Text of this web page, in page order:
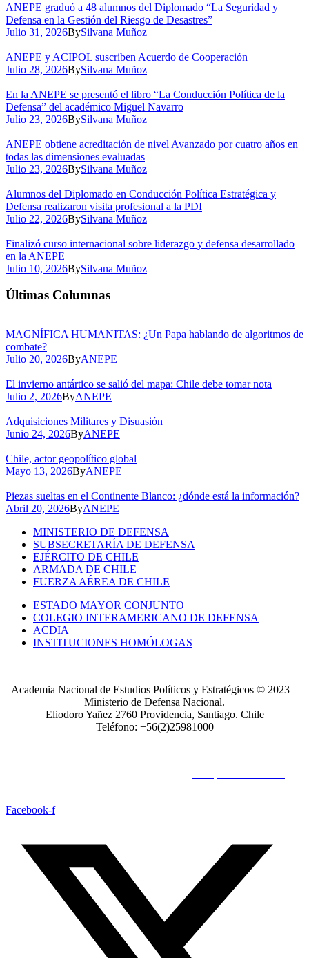
ANEPE graduó a 48 alumnos del Diplomado “La Seguridad y
Defensa en la Gestión del Riesgo de Desastres”
Julio 31, 2026BySilvana Muñoz
ANEPE y ACIPOL suscriben Acuerdo de Cooperación
Julio 28, 2026BySilvana Muñoz
En la ANEPE se presentó el libro “La Conducción Política de la
Defensa” del académico Miguel Navarro
Julio 23, 2026BySilvana Muñoz
ANEPE obtiene acreditación de nivel Avanzado por cuatro años en
todas las dimensiones evaluadas
Julio 23, 2026BySilvana Muñoz
Alumnos del Diplomado en Conducción Política Estratégica y
Defensa realizaron visita profesional a la PDI
Julio 22, 2026BySilvana Muñoz
Finalizó curso internacional sobre liderazgo y defensa desarrollado
en la ANEPE
Julio 10, 2026BySilvana Muñoz
Últimas Columnas
MAGNÍFICA HUMANITAS: ¿Un Papa hablando de algoritmos de
combate?
Julio 20, 2026ByANEPE
El invierno antártico se salió del mapa: Chile debe tomar nota
Julio 2, 2026ByANEPE
Adquisiciones Militares y Disuasión
Junio 24, 2026ByANEPE
Chile, actor geopolítico global
Mayo 13, 2026ByANEPE
Piezas sueltas en el Continente Blanco: ¿dónde está la información?
Abril 20, 2026ByANEPE
MINISTERIO DE DEFENSA
SUBSECRETARÍA DE DEFENSA
EJÉRCITO DE CHILE
ARMADA DE CHILE
FUERZA AÉREA DE CHILE
ESTADO MAYOR CONJUNTO
COLEGIO INTERAMERICANO DE DEFENSA
ACDIA
INSTITUCIONES HOMÓLOGAS
Academia Nacional de Estudios Políticos y Estratégicos © 2023 –
Ministerio de Defensa Nacional.
Eliodoro Yañez 2760 Providencia, Santiago. Chile
Teléfono: +56(2)25981000
Facebook-f